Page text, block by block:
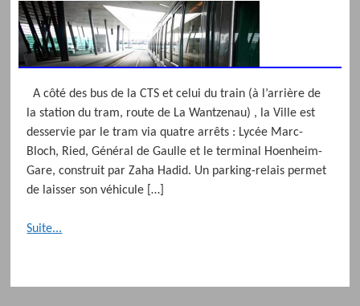
A côté des bus de la CTS et celui du train (à l’arrière de
la station du tram, route de La Wantzenau) , la Ville est
desservie par le tram via quatre arrêts : Lycée Marc-
Bloch, Ried, Général de Gaulle et le terminal Hoenheim-
Gare, construit par Zaha Hadid. Un parking-relais permet
de laisser son véhicule […]
Suite...